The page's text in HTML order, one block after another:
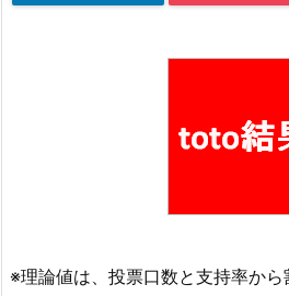
※理論値は、投票口数と支持率か